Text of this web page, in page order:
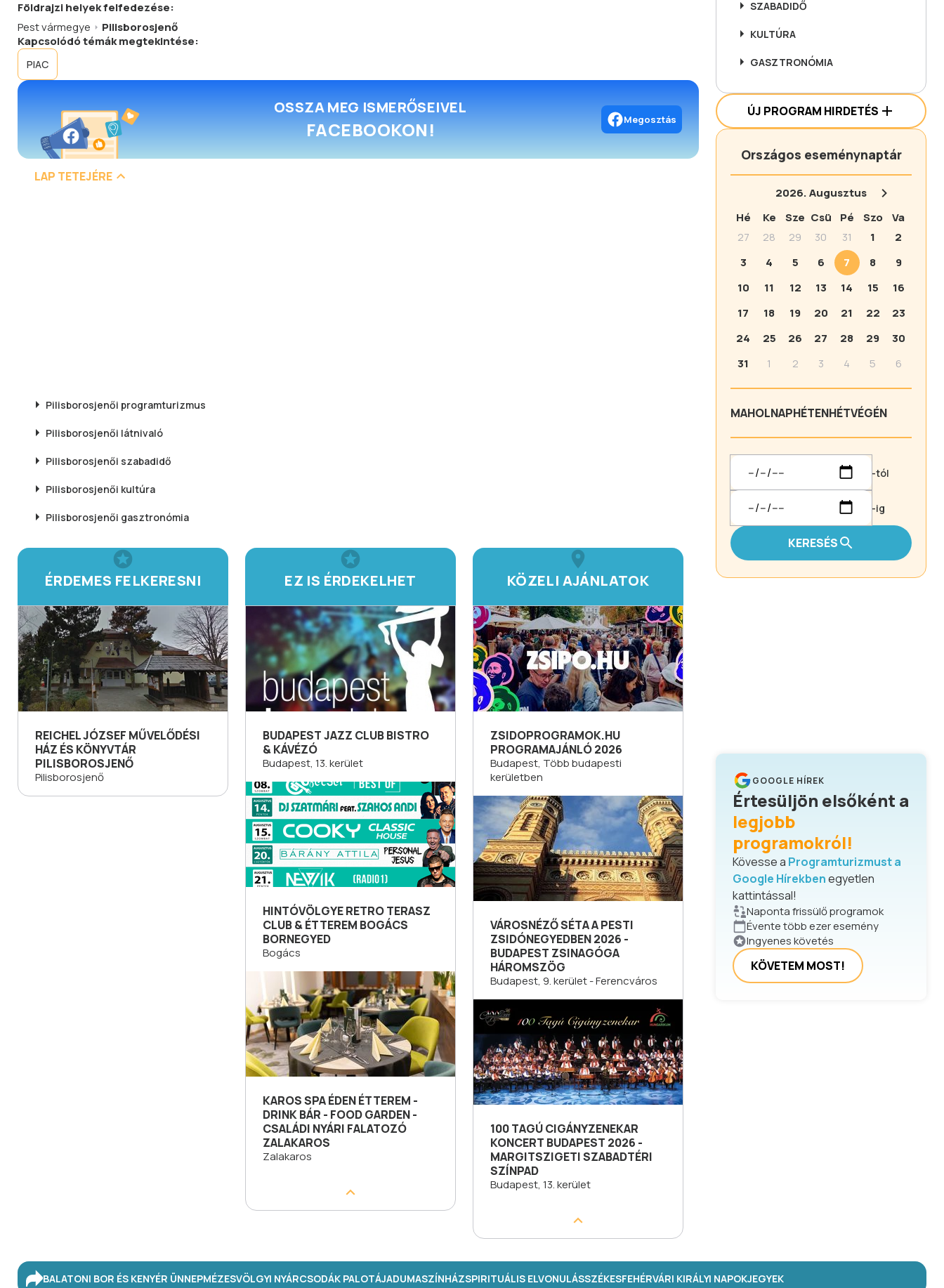
Földrajzi helyek felfedezése:
Pest vármegye
Pilisborosjenő
Kapcsolódó témák megtekintése:
PIAC
OSSZA MEG ISMERŐSEIVEL
FACEBOOKON! Megosztás
LAP TETEJÉRE
Pilisborosjenői programturizmus
Pilisborosjenői látnivaló
Pilisborosjenői szabadidő
Pilisborosjenői kultúra
Pilisborosjenői gasztronómia
ÉRDEMES FELKERESNI
REICHEL JÓZSEF MŰVELŐDÉSI
HÁZ ÉS KÖNYVTÁR
PILISBOROSJENŐ
Pilisborosjenő
EZ IS ÉRDEKELHET
BUDAPEST JAZZ CLUB BISTRO
& KÁVÉZÓ
Budapest, 13. kerület
HINTÓVÖLGYE RETRO TERASZ
CLUB & ÉTTEREM BOGÁCS
BORNEGYED
Bogács
KAROS SPA ÉDEN ÉTTEREM -
DRINK BÁR - FOOD GARDEN -
CSALÁDI NYÁRI FALATOZÓ
ZALAKAROS
Zalakaros
KÖZELI AJÁNLATOK
ZSIDOPROGRAMOK.HU
PROGRAMAJÁNLÓ 2026
Budapest, Több budapesti
kerületben
VÁROSNÉZŐ SÉTA A PESTI
ZSIDÓNEGYEDBEN 2026 -
BUDAPEST ZSINAGÓGA
HÁROMSZÖG
Budapest, 9. kerület - Ferencváros
100 TAGÚ CIGÁNYZENEKAR
KONCERT BUDAPEST 2026 -
MARGITSZIGETI SZABADTÉRI
SZÍNPAD
Budapest, 13. kerület
SZABADIDŐ
KULTÚRA
GASZTRONÓMIA
ÚJ PROGRAM HIRDETÉS
Országos eseménynaptár
2026.Augusztus
Hé
Ke Sze Csü Pé Szo
Va
27
28 29 30 31 1
2
3
4 5 6 7 8
9
10
11 12 13 14 15
16
17
18 19 20 21 22
23
24
25 26 27 28 29
30
31
1 2 3 4 5 6
MAHOLNAPHÉTENHÉTVÉGÉN
-tól
-ig
KERESÉS
GOOGLE HÍREK
Értesüljön elsőként a
legjobb
programokról!
Kövesse a Programturizmust a
Google Hírekbenegyetlen
kattintással!
Naponta frissülő programok
Évente több ezer esemény
Ingyenes követés
KÖVETEM MOST!
BALATONI BOR ÉS KENYÉR ÜNNEPMÉZESVÖLGYI NYÁRCSODÁK PALOTÁJADUMASZÍNHÁZSPIRITUÁLIS ELVONULÁSSZÉKESFEHÉRVÁRI KIRÁLYI NAPOKJEGYEK